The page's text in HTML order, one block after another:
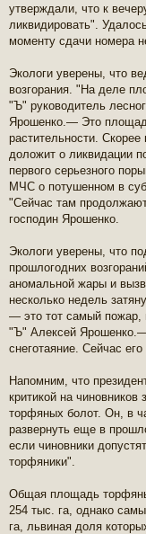
утверждали, что к
ликвидировать".
моменту сдачи номера
Экологи уверены, что
возгорания. "На деле
"Ъ" руководитель
Ярошенко.— Это
растительности.
доложит о ликвидации
первого серьезного
МЧС о потушенном в
"Сейчас там
господин Ярошенко.
Экологи уверены, что
прошлогодних
аномальной жары и
несколько недель
— это тот самый пожар,
"Ъ" Алексей
снеготаяние. Сейчас
Напомним, что
критикой на чиновников
торфяных болот. Он, в
развернуть еще в
если чиновники
торфяники".
Общая площадь
254 тыс. га, однако
га, львиная доля